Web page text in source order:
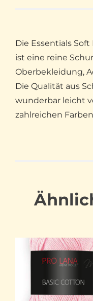
Die Essentials
ist eine reine
Oberbekleidung,
Die Qualität aus
wunderbar leicht
zahlreichen